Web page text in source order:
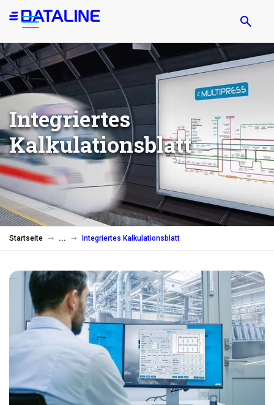
Direkt
zum
Integriertes
Kalkulationsblatt
Startseite Integriertes Kalkulationsblatt